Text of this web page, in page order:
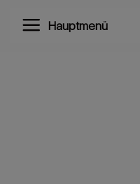
Inhalt
Hauptmenü